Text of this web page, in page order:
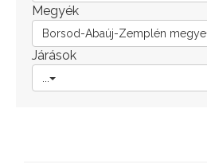
Megyék
Borsod-Abaúj-Zemplén megye
Járások